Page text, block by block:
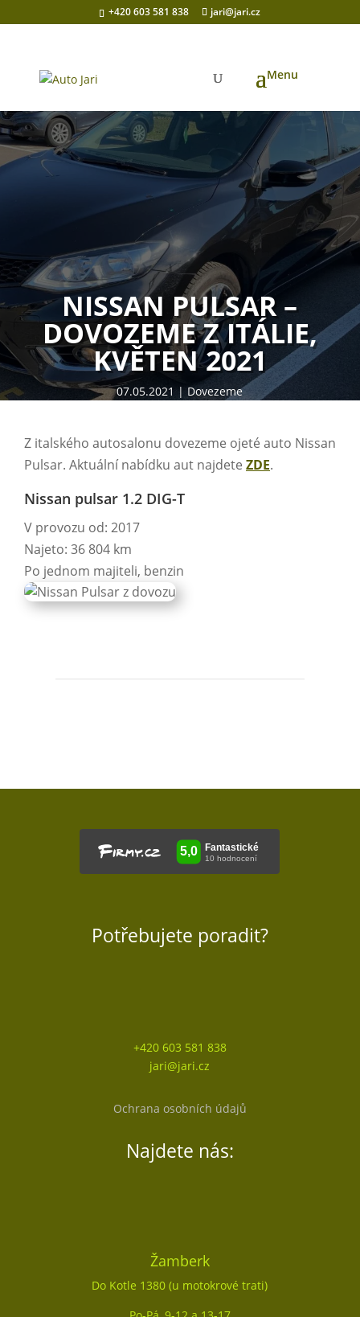
+420 603 581 838 jari@jari.cz
NISSAN PULSAR –
DOVOZEME Z ITÁLIE,
KVĚTEN 2021
07.05.2021 Dovezeme
Z italského autosalonu dovezeme ojeté auto Nissan
Pulsar. Aktuální nabídku aut najdete ZDE.
Nissan pulsar 1.2 DIG-T
V provozu od: 2017
Najeto: 36 804 km
Po jednom majiteli, benzin
Potřebujete poradit?
+420 603 581 838
jari@jari.cz
Ochrana osobních údajů
Najdete nás:
Žamberk
Do Kotle 1380 (u motokrové trati)